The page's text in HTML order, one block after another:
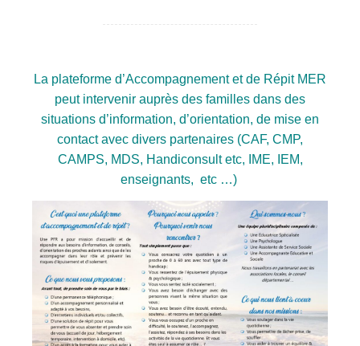
La plateforme d’Accompagnement et de Répit MER
peut intervenir auprès des familles dans des
situations d’information, d’orientation, de mise en
contact avec divers partenaires (CAF, CMP,
CAMPS, MDS, Handiconsult etc, IME, IEM,
enseignants, etc …)